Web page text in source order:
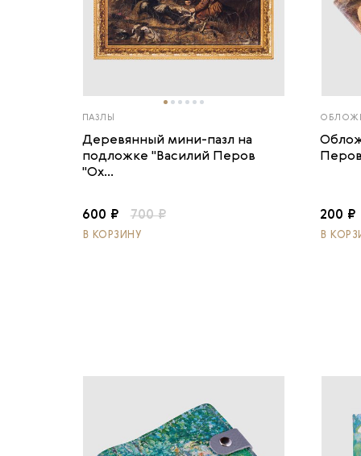
ПАЗЛЫ
Деревянный мини-пазл на
подложке "Василий Перов
"Ох...
600 ₽ 700 ₽
В КОРЗИНУ
200 ₽
В